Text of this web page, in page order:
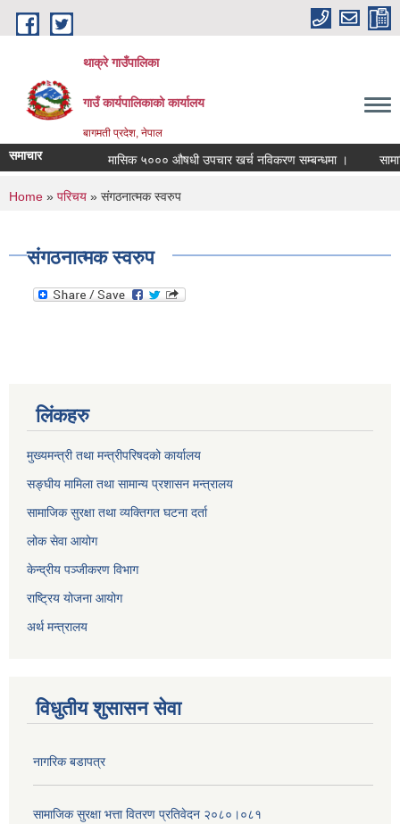
Skip to main content
थाक्रे गाउँपालिका
गाउँ कार्यपालिकाको कार्यालय
बागमती प्रदेश, नेपाल
समाचार मासिक ५००० औषधी उपचार खर्च नविकरण सम्बन्धमा ।
You are here
Home » परिचय » संगठनात्मक स्वरुप
संगठनात्मक स्वरुप
लिंकहरु
मुख्यमन्त्री तथा मन्त्रीपरिषदको कार्यालय
सङ्घीय मामिला तथा सामान्य प्रशासन मन्त्रालय
सामाजिक सुरक्षा तथा व्यक्तिगत घटना दर्ता
लोक सेवा आयोग
केन्द्रीय पञ्जीकरण विभाग
राष्ट्रिय योजना आयोग
अर्थ मन्त्रालय
विधुतीय शुसासन सेवा
नागरिक बडापत्र
सामाजिक सुरक्षा भत्ता वितरण प्रतिवेदन २०८०।०८१